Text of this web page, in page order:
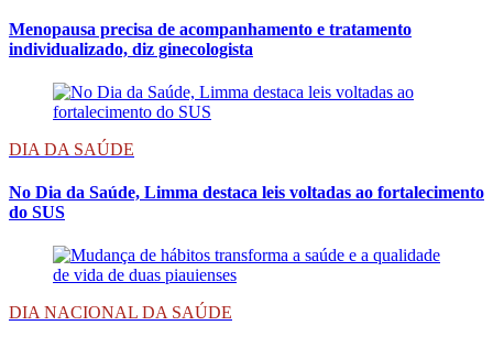
Menopausa precisa de acompanhamento e tratamento
individualizado, diz ginecologista
DIA DA SAÚDE
No Dia da Saúde, Limma destaca leis voltadas ao fortalecimento
do SUS
DIA NACIONAL DA SAÚDE